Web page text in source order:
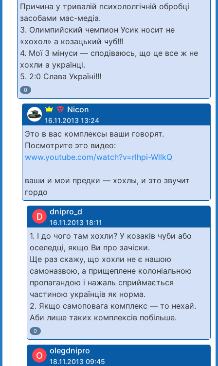
Причина у тривалій психололгічній обробці
засобами мас-медіа.
3. Олимпийский чемпион Усик носит не
«хохол» а козацький чуб!!!
4. Мої 3 мінуси — сподіваюсь, що це все ж не
хохли а українці.
5. 2:0 Слава Україні!!!
0
Nicon
16.11.2013 13:24
Это в вас комплексы ваши говорят.
Посмотрите это видео:
www.youtube.com/watch?v=rlhpi-WllkQ
ваши и мои предки — хохлы, и это звучит
гордо
D dnipro_d
16.11.2013 18:11
1. І до чого там хохли? У козаків чуби або
оселедці, якщо Ви про зачіски.
Ще раз скажу, що хохли не є нашою
самоназвою, а прищеплене колоніальною
пропагандою і нажаль сприймається
частиною українців як норма.
2. Якщо самоповага комплекс — то нехай.
Аби лише таких комплексів побільше.
0
O olegdnipro
18.11.2013 09:45